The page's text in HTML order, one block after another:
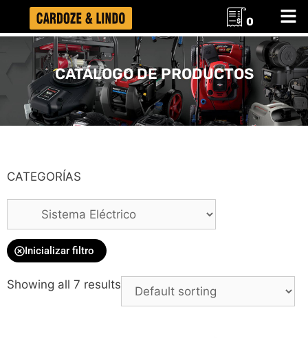
0
CATÁLOGO DE PRODUCTOS
CATEGORÍAS
Inicializar filtro
Showing all 7 results